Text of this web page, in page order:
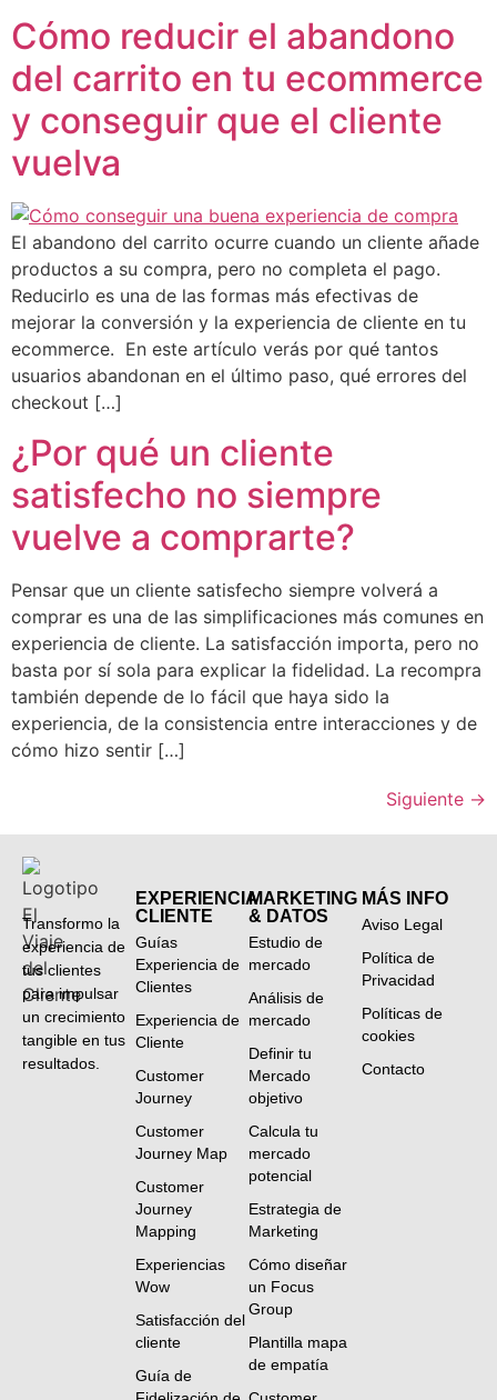
Cómo reducir el abandono
del carrito en tu ecommerce
y conseguir que el cliente
vuelva
El abandono del carrito ocurre cuando un cliente añade
productos a su compra, pero no completa el pago.
Reducirlo es una de las formas más efectivas de
mejorar la conversión y la experiencia de cliente en tu
ecommerce. En este artículo verás por qué tantos
usuarios abandonan en el último paso, qué errores del
checkout […]
¿Por qué un cliente
satisfecho no siempre
vuelve a comprarte?
Pensar que un cliente satisfecho siempre volverá a
comprar es una de las simplificaciones más comunes en
experiencia de cliente. La satisfacción importa, pero no
basta por sí sola para explicar la fidelidad. La recompra
también depende de lo fácil que haya sido la
experiencia, de la consistencia entre interacciones y de
cómo hizo sentir […]
Siguiente →
Transformo la
experiencia de
tus clientes
para impulsar
un crecimiento
tangible en tus
resultados.
EXPERIENCIA
CLIENTE
Guías
Experiencia de
Clientes
Experiencia de
Cliente
Customer
Journey
Customer
Journey Map
Customer
Journey
Mapping
Experiencias
Wow
Satisfacción del
cliente
Guía de
MARKETING
& DATOS
Estudio de
mercado
Análisis de
mercado
Definir tu
Mercado
objetivo
Calcula tu
mercado
potencial
Estrategia de
Marketing
Cómo diseñar
un Focus
Group
Plantilla mapa
de empatía
MÁS INFO
Aviso Legal
Política de
Privacidad
Políticas de
cookies
Contacto